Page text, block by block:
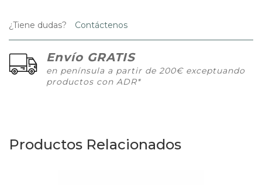
¿Tiene dudas? Contáctenos
Envío GRATIS
en península a partir de 200€ exceptuando
productos con ADR*
Productos Relacionados